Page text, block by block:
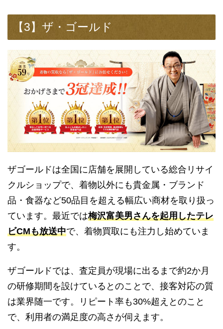
【3】ザ・ゴールド
ザゴールドは全国に店舗を展開している総合リサイ
クルショップで、着物以外にも貴金属・ブランド
品・食器など50品目を超える幅広い商材を取り扱っ
ています。最近では梅沢富美男さんを起用したテレ
ビCMも放送中で、着物買取にも注力し始めていま
す。
ザゴールドでは、査定員が現場に出るまで約2か月
の研修期間を設けているとのことで、接客対応の質
は業界随一です。リピート率も30%超えとのこと
で、利用者の満足度の高さが伺えます。